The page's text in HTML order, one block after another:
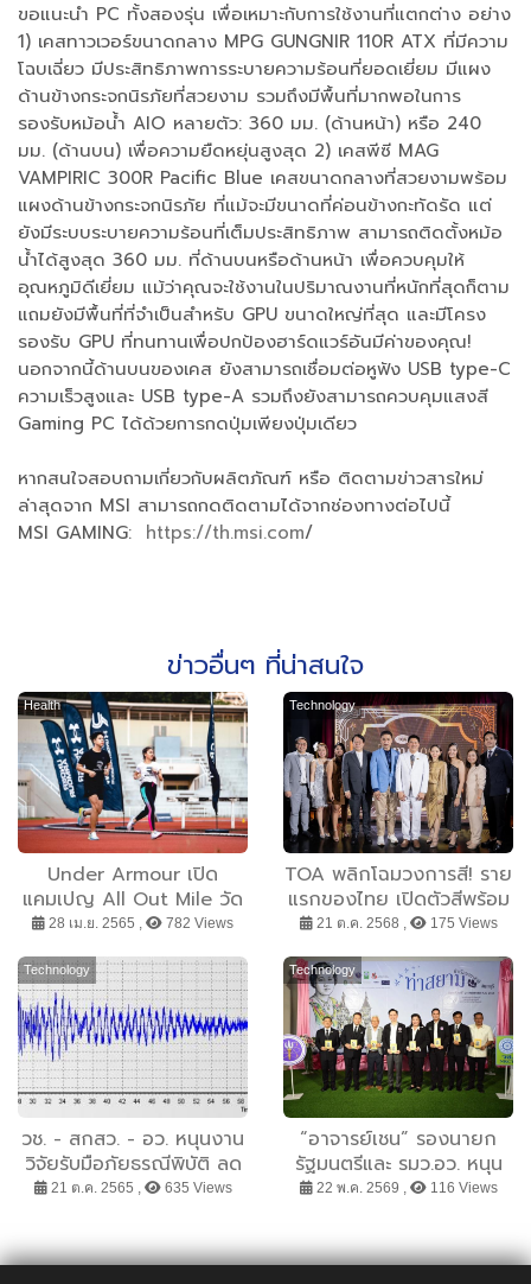
ขอแนะนำ PC ทั้งสองรุ่น เพื่อเหมาะกับการใช้งานที่แตกต่าง อย่าง
1) เคสทาวเวอร์ขนาดกลาง MPG GUNGNIR 110R ATX ที่มีความ
โฉบเฉี่ยว มีประสิทธิภาพการระบายความร้อนที่ยอดเยี่ยม มีแผง
ด้านข้างกระจกนิรภัยที่สวยงาม รวมถึงมีพื้นที่มากพอในการ
รองรับหม้อน้ำ AIO หลายตัว: 360 มม. (ด้านหน้า) หรือ 240
มม. (ด้านบน) เพื่อความยืดหยุ่นสูงสุด 2) เคสพีซี MAG
VAMPIRIC 300R Pacific Blue เคสขนาดกลางที่สวยงามพร้อม
แผงด้านข้างกระจกนิรภัย ที่แม้จะมีขนาดที่ค่อนข้างกะทัดรัด แต่
ยังมีระบบระบายความร้อนที่เต็มประสิทธิภาพ สามารถติดตั้งหม้อ
น้ำได้สูงสุด 360 มม. ที่ด้านบนหรือด้านหน้า เพื่อควบคุมให้
อุณหภูมิดีเยี่ยม แม้ว่าคุณจะใช้งานในปริมาณงานที่หนักที่สุดก็ตาม
แถมยังมีพื้นที่ที่จำเป็นสำหรับ GPU ขนาดใหญ่ที่สุด และมีโครง
รองรับ GPU ที่ทนทานเพื่อปกป้องฮาร์ดแวร์อันมีค่าของคุณ!
นอกจากนี้ด้านบนของเคส ยังสามารถเชื่อมต่อหูฟัง USB type-C
ความเร็วสูงและ USB type-A รวมถึงยังสามารถควบคุมแสงสี
Gaming PC ได้ด้วยการกดปุ่มเพียงปุ่มเดียว
หากสนใจสอบถามเกี่ยวกับผลิตภัณฑ์ หรือ ติดตามข่าวสารใหม่
ล่าสุดจาก MSI สามารถกดติดตามได้จากช่องทางต่อไปนี้
MSI GAMING: https://th.msi.com/
ข่าวอื่นๆ ที่น่าสนใจ
Health
Under Armour เปิด
แคมเปญ All Out Mile วัด
ฝีเท้าเฟ้นหานักวิ่งระยะ 1 ไมล์
ที่เร็วที่สุดในไทย! ประเดิม
ทดสอบความเร็วพร้อมเปิด
โปรแกรมฝึกซ้อมสำหรับนัก
วิ่ง ปูทางแข่งจริง 4 มิ.ย. นี้
28 เม.ย. 2565 , 782 Views
Technology
TOA พลิกโฉมวงการสี! ราย
แรกของไทย เปิดตัวสีพร้อม
ใช้ 2in1 ‘TOA EXPERT
SERIES’ ทนสูงสุด 15 ปี
ผนึกพันธมิตรภาคอสังหาฯ
และโมเดิร์นเทรดชั้นนำ ส่ง
ตรงถึงมือช่าง – เจ้าของ
บ้านทั่วประเทศ
21 ต.ค. 2568 , 175 Views
Technology
วช. - สกสว. - อว. หนุนงาน
วิจัยรับมือภัยธรณีพิบัติ ลด
ความเสี่ยง ลดสูญเสีย
21 ต.ค. 2565 , 635 Views
Technology
“อาจารย์เชน” รองนายก
รัฐมนตรีและ รมว.อว. หนุน
งานวิจัยวัฒนธรรมดนตรี
22 พ.ค. 2569 , 116 Views